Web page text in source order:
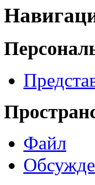
Файл